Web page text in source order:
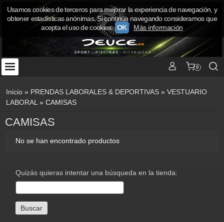
0
Inicio » PRENDAS LABORALES & DEPORTIVAS » VESTUARIO
LABORAL» CAMISAS
CAMISAS
No se han encontrado productos
Quizás quieras intentar una búsqueda en la tienda:
Usamos cookies de terceros para mejorar la experiencia de navegación, y
obtener estadísticas anónimas. Si continúa navegando consideramos que
acepta el uso de cookies. OK Más información